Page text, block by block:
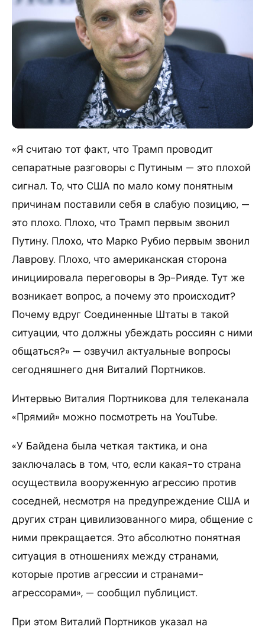
«Я считаю тот факт, что Трамп проводит
сепаратные разговоры с Путиным — это плохой
сигнал. То, что США по мало кому понятным
причинам поставили себя в слабую позицию, —
это плохо. Плохо, что Трамп первым звонил
Путину. Плохо, что Марко Рубио первым звонил
Лаврову. Плохо, что американская сторона
инициировала переговоры в Эр-Рияде. Тут же
возникает вопрос, а почему это происходит?
Почему вдруг Соединенные Штаты в такой
ситуации, что должны убеждать россиян с ними
общаться?» — озвучил актуальные вопросы
сегодняшнего дня Виталий Портников.
Интервью Виталия Портникова для телеканала
«Прямий» можно посмотреть на YouTube.
«У Байдена была четкая тактика, и она
заключалась в том, что, если какая-то страна
осуществила вооруженную агрессию против
соседней, несмотря на предупреждение США и
других стран цивилизованного мира, общение с
ними прекращается. Это абсолютно понятная
ситуация в отношениях между странами,
которые против агрессии и странами-
агрессорами», — сообщил публицист.
При этом Виталий Портников указал на